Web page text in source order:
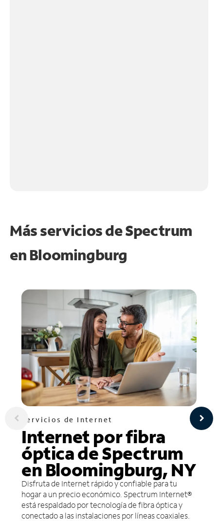
Más servicios de Spectrum
en Bloomingburg
Servicios de Internet
Internet por fibra
óptica de Spectrum
en Bloomingburg, NY
Disfruta de Internet rápido y confiable para tu
hogar a un precio económico. Spectrum Internet®
está respaldado por tecnología de fibra óptica y
conectado a las instalaciones por líneas coaxiales.